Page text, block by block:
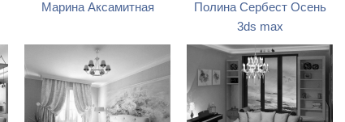
Марина Аксамитная
Полина Сербест Осень
3ds max